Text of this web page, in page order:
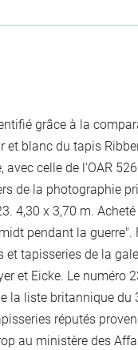
grâce à la
et blanc du tapis
avec celle de l'OAR
de la photographie
4,30 x 3,70 m.
pendant la guerre".
et tapisseries de la
et Eicke. Le numéro
la liste britannique du
réputés
au ministère des